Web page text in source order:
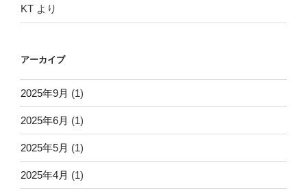
KT より
アーカイブ
2025年9月 (1)
2025年6月 (1)
2025年5月 (1)
2025年4月 (1)